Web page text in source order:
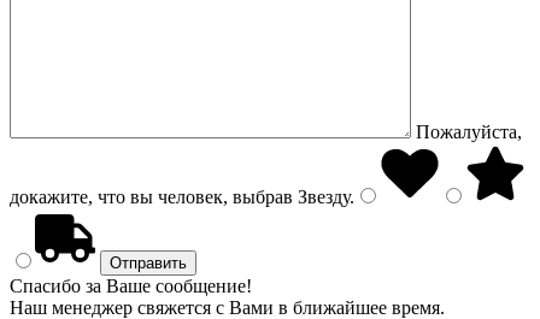
Пожалуйста,
докажите, что вы человек, выбрав Звезду.
Спасибо за Ваше сообщение!
Наш менеджер свяжется с Вами в ближайшее время.